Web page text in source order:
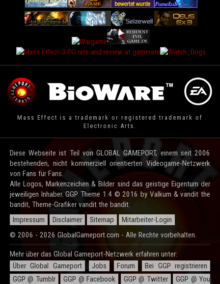
Mass Effect is a trademark or registered trademark of
Electronic Arts.
Diese Webseite ist Teil von GLOBAL GAMEPORT, einem seit 2006
bestehenden, nicht kommerziell orientierten Videogame-Netzwerk
von Fans für Fans.
Alle Logos, Markenzeichen & Bilder sind das geistige Eigentum der
jeweiligen Inhaber. GGP Theme 1.4 © 2016 by Valkum & vandit the
bandit, Theme-Grafiker vandit the bandit.
Impressum
Disclaimer Sitemap
Mitarbeiter-Login
© 2006 - 2026 GlobalGameport.com - Alle Rechte vorbehalten.
Mehr über das Global Gameport-Netzwerk erfahren unter:
Über Global Gameport
Jobs Forum
Bei GGP registrieren
GGP @ Tumblr
GGP @ Facebook GGP @ Twitter GGP @ You